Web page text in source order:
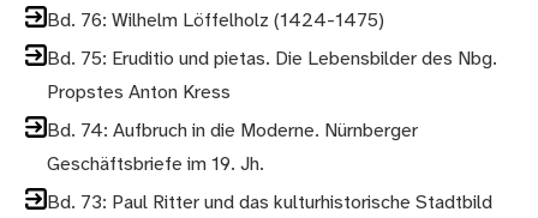
Bd. 76: Wilhelm Löffelholz (1424-1475)
Bd. 75: Eruditio und pietas. Die Lebensbilder des Nbg.
Propstes Anton Kress
Bd. 74: Aufbruch in die Moderne. Nürnberger
Geschäftsbriefe im 19. Jh.
Bd. 73: Paul Ritter und das kulturhistorische Stadtbild